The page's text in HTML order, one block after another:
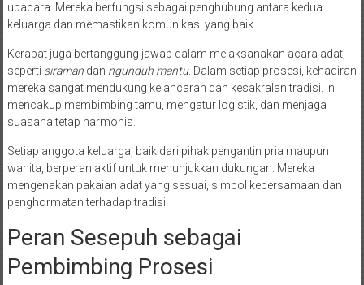
upacara. Mereka berfungsi sebagai penghubung antara kedua
keluarga dan memastikan komunikasi yang baik.
Kerabat juga bertanggung jawab dalam melaksanakan acara adat,
seperti siramandan ngunduh mantu. Dalam setiap prosesi, kehadiran
mereka sangat mendukung kelancaran dan kesakralan tradisi. Ini
mencakup membimbing tamu, mengatur logistik, dan menjaga
suasana tetap harmonis.
Setiap anggota keluarga, baik dari pihak pengantin pria maupun
wanita, berperan aktif untuk menunjukkan dukungan. Mereka
mengenakan pakaian adat yang sesuai, simbol kebersamaan dan
penghormatan terhadap tradisi.
Peran Sesepuh sebagai
Pembimbing Prosesi